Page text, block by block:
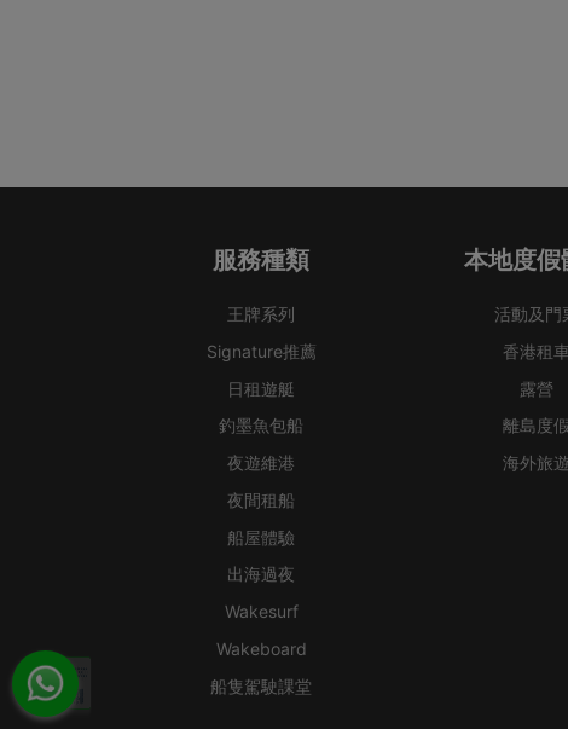
服務種類
王牌系列
Signature推薦
日租遊艇
釣墨魚包船
夜遊維港
夜間租船
船屋體驗
出海過夜
Wakesurf
Wakeboard
船隻駕駛課堂
本地度假
活動及門
香港租車
露營
離島度假
海外旅遊